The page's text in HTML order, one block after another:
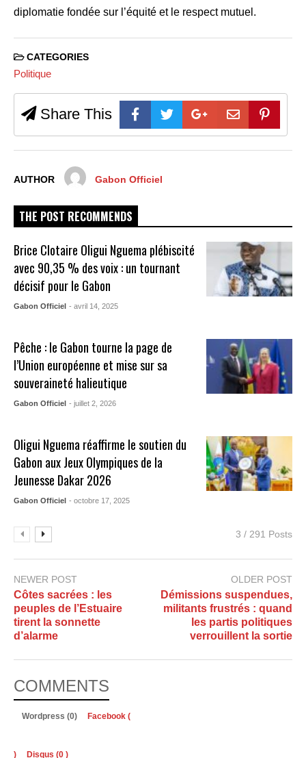
diplomatie fondée sur l’équité et le respect mutuel.
CATEGORIES
Politique
Share This
AUTHOR Gabon Officiel
THE POST RECOMMENDS
Brice Clotaire Oligui Nguema plébiscité
avec 90,35 % des voix : un tournant
décisif pour le Gabon​
Gabon Officiel - avril 14, 2025
Pêche : le Gabon tourne la page de
l’Union européenne et mise sur sa
souveraineté halieutique
Gabon Officiel - juillet 2, 2026
Oligui Nguema réaffirme le soutien du
Gabon aux Jeux Olympiques de la
Jeunesse Dakar 2026
Gabon Officiel - octobre 17, 2025
3 / 291 Posts
NEWER POST
Côtes sacrées : les
peuples de l’Estuaire
tirent la sonnette
d’alarme
OLDER POST
Démissions suspendues,
militants frustrés : quand
les partis politiques
verrouillent la sortie
COMMENTS
Wordpress (0) Facebook (
) Disqus (0 )